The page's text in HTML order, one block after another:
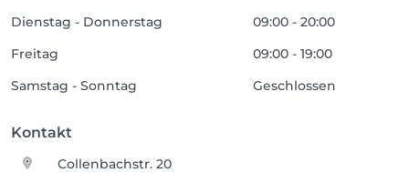
Dienstag - Donnerstag
09:00 - 20:00
Freitag
09:00 - 19:00
Samstag - Sonntag
Geschlossen
Kontakt
Collenbachstr. 20